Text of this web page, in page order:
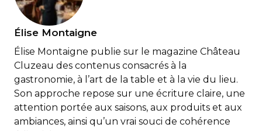
Élise Montaigne
Élise Montaigne publie sur le magazine Château
Cluzeau des contenus consacrés à la
gastronomie, à l’art de la table et à la vie du lieu.
Son approche repose sur une écriture claire, une
attention portée aux saisons, aux produits et aux
ambiances, ainsi qu’un vrai souci de cohérence